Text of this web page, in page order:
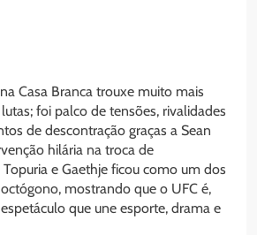
Casa Branca trouxe muito mais
foi palco de tensões, rivalidades
de descontração graças a Sean
hilária na troca de
e Gaethje ficou como um dos
mostrando que o UFC é,
que une esporte, drama e